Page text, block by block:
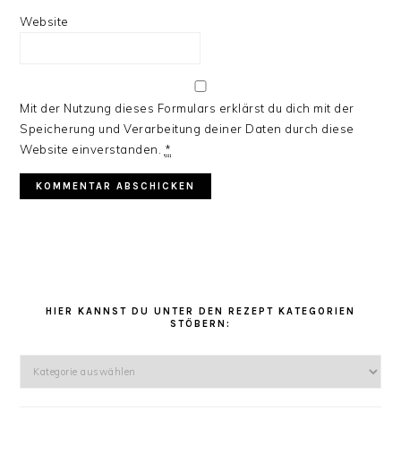
Website
Mit der Nutzung dieses Formulars erklärst du dich mit der
Speicherung und Verarbeitung deiner Daten durch diese
Website einverstanden. *
HIER KANNST DU UNTER DEN REZEPT KATEGORIEN
STÖBERN: